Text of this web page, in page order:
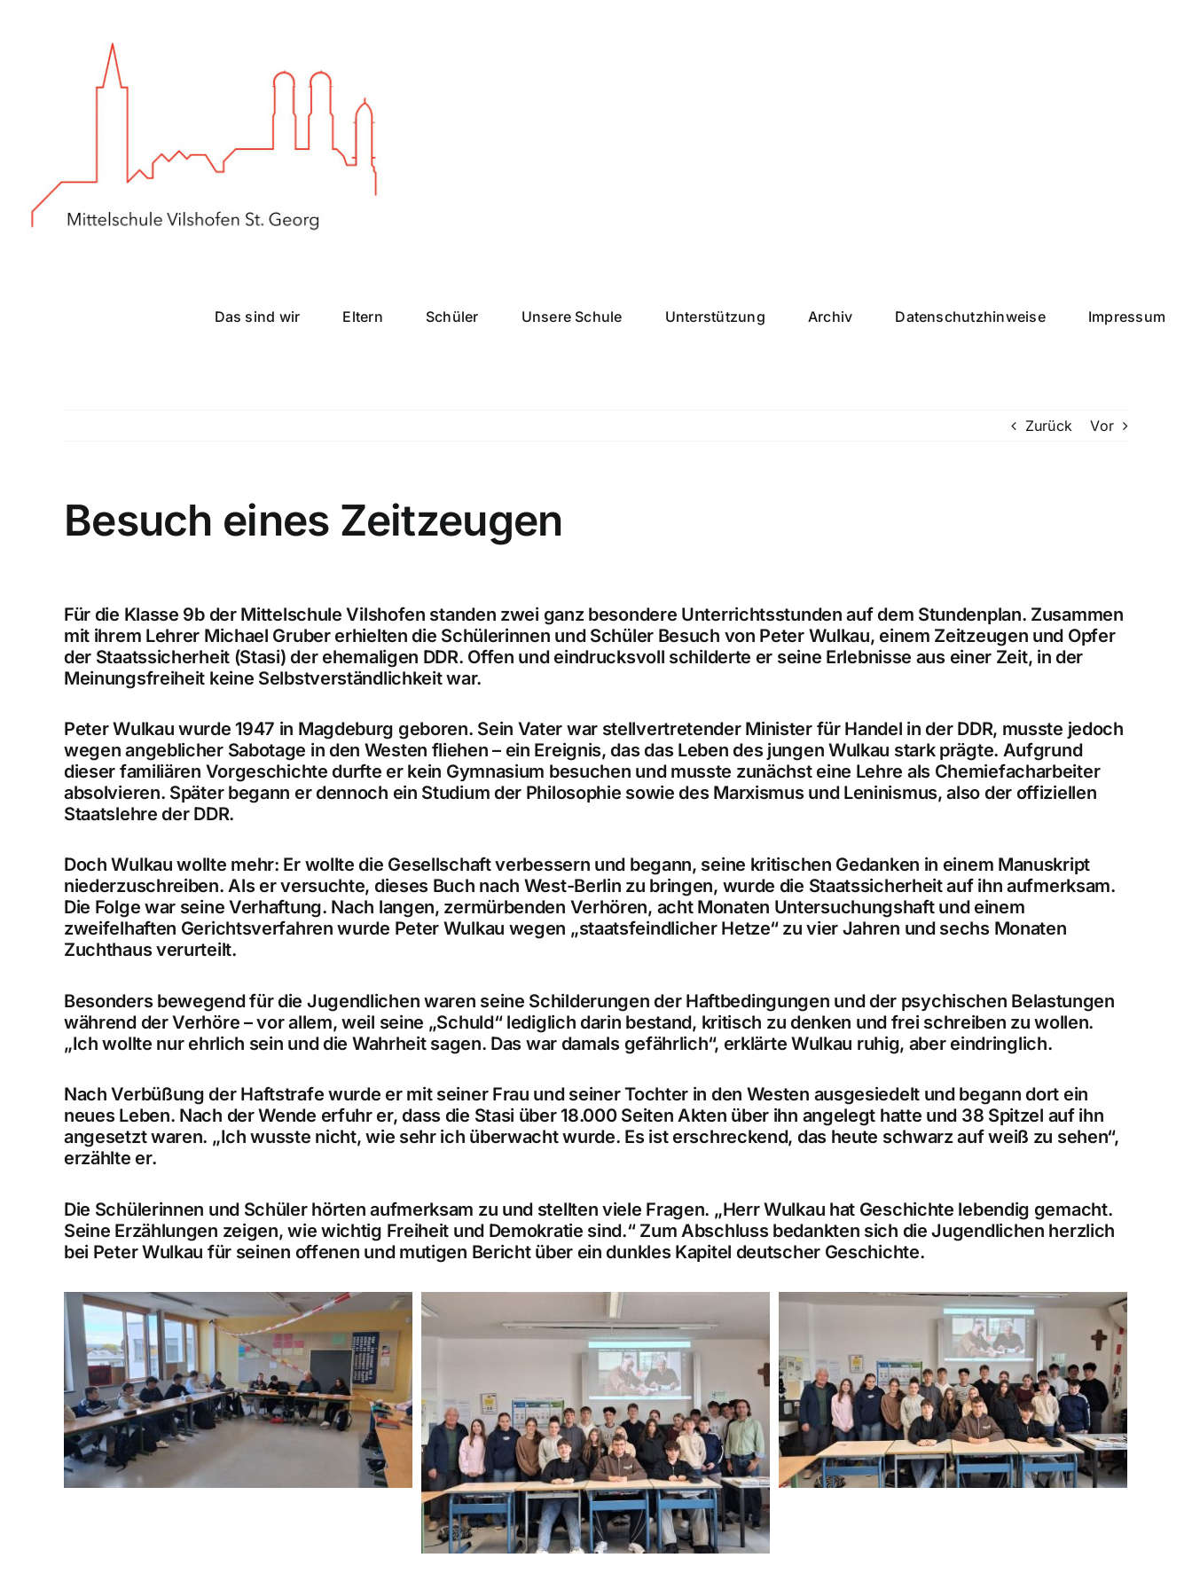
Das sind wir Eltern Schüler Unsere Schule Unterstützung Archiv Datenschutzhinweise Impressum
Zurück Vor
Besuch eines Zeitzeugen
Für die Klasse 9b der Mittelschule Vilshofen standen zwei ganz besondere Unterrichtsstunden auf dem Stundenplan. Zusammen
mit ihrem Lehrer Michael Gruber erhielten die Schülerinnen und Schüler Besuch von Peter Wulkau, einem Zeitzeugen und Opfer
der Staatssicherheit (Stasi) der ehemaligen DDR. Offen und eindrucksvoll schilderte er seine Erlebnisse aus einer Zeit, in der
Meinungsfreiheit keine Selbstverständlichkeit war.
Peter Wulkau wurde 1947 in Magdeburg geboren. Sein Vater war stellvertretender Minister für Handel in der DDR, musste jedoch
wegen angeblicher Sabotage in den Westen fliehen – ein Ereignis, das das Leben des jungen Wulkau stark prägte. Aufgrund
dieser familiären Vorgeschichte durfte er kein Gymnasium besuchen und musste zunächst eine Lehre als Chemiefacharbeiter
absolvieren. Später begann er dennoch ein Studium der Philosophie sowie des Marxismus und Leninismus, also der offiziellen
Staatslehre der DDR.
Doch Wulkau wollte mehr: Er wollte die Gesellschaft verbessern und begann, seine kritischen Gedanken in einem Manuskript
niederzuschreiben. Als er versuchte, dieses Buch nach West-Berlin zu bringen, wurde die Staatssicherheitauf ihn aufmerksam.
Die Folge war seine Verhaftung. Nach langen, zermürbenden Verhören, acht Monaten Untersuchungshaftund einem
zweifelhaften Gerichtsverfahren wurde Peter Wulkau wegen „staatsfeindlicher Hetze“ zuvier Jahren und sechs Monaten
Zuchthausverurteilt.
Besonders bewegend für die Jugendlichen waren seine Schilderungen der Haftbedingungen und der psychischen Belastungen
während der Verhöre – vor allem, weil seine „Schuld“ lediglich darin bestand, kritisch zu denken und frei schreiben zu wollen.
„Ich wollte nur ehrlich sein und die Wahrheit sagen. Das war damals gefährlich“, erklärte Wulkau ruhig, aber eindringlich.
Nach Verbüßung der Haftstrafe wurde er mit seiner Frau und seiner Tochter in den Westen ausgesiedeltund begann dort ein
neues Leben. Nach derWende erfuhr er, dass die Stasi über 18.000 Seiten Akten über ihn angelegt hatte und 38 Spitzel auf ihn
angesetzt waren. „Ich wusste nicht, wie sehr ich überwacht wurde. Es ist erschreckend, das heute schwarz auf weiß zu sehen“,
erzählte er.
Die Schülerinnen und Schüler hörten aufmerksam zu und stellten viele Fragen. „Herr Wulkau hat Geschichte lebendig gemacht.
Seine Erzählungen zeigen, wie wichtig Freiheit und Demokratie sind.“ Zum Abschluss bedankten sich die Jugendlichen herzlich
bei Peter Wulkau für seinen offenen und mutigen Bericht über ein dunkles Kapitel deutscher Geschichte.